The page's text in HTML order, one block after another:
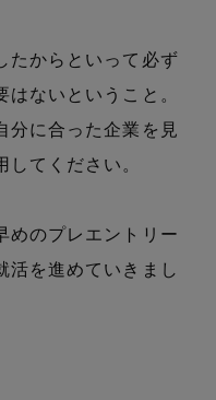
たからといって必ず
ないということ。
分に合った企業を見
てください。
めのプレエントリー
活を進めていきまし